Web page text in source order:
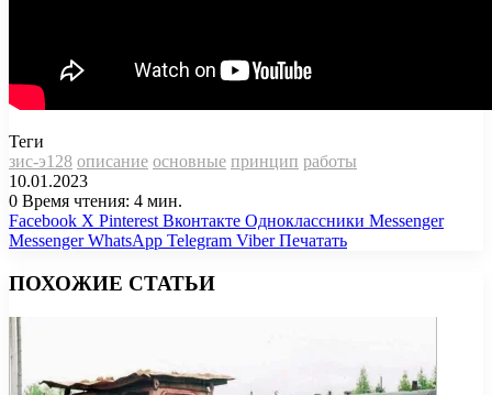
Теги
зис-э128 описание основные принцип работы
10.01.2023
0 Время чтения: 4 мин.
Facebook X Pinterest Вконтакте Одноклассники Messenger
Messenger WhatsApp Telegram Viber Печатать
ПОХОЖИЕ СТАТЬИ